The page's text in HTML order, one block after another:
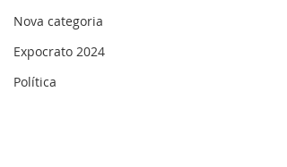
Nova categoria
Expocrato 2024
Política